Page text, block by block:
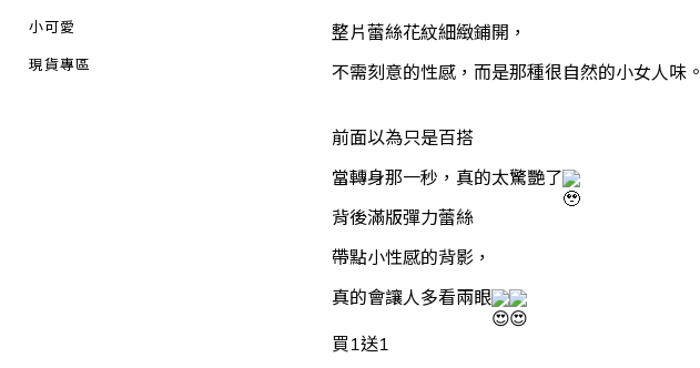
小可愛
現貨專區
整片蕾絲花紋細緻鋪開，
不需刻意的性感，而是那種很自然的小女人味。
前面以為只是百搭
當轉身那一秒，真的太驚艷了
背後滿版彈力蕾絲
帶點小性感的背影，
真的會讓人多看兩眼
買1送1